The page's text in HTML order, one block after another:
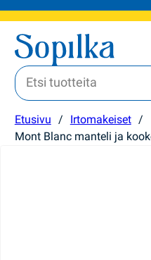
Etusivu / Irtomakeiset /
Mont Blanc manteli ja